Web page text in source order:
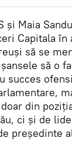
și Maia
Capitala în
să se
să o
succes
din
ci și de
președinte